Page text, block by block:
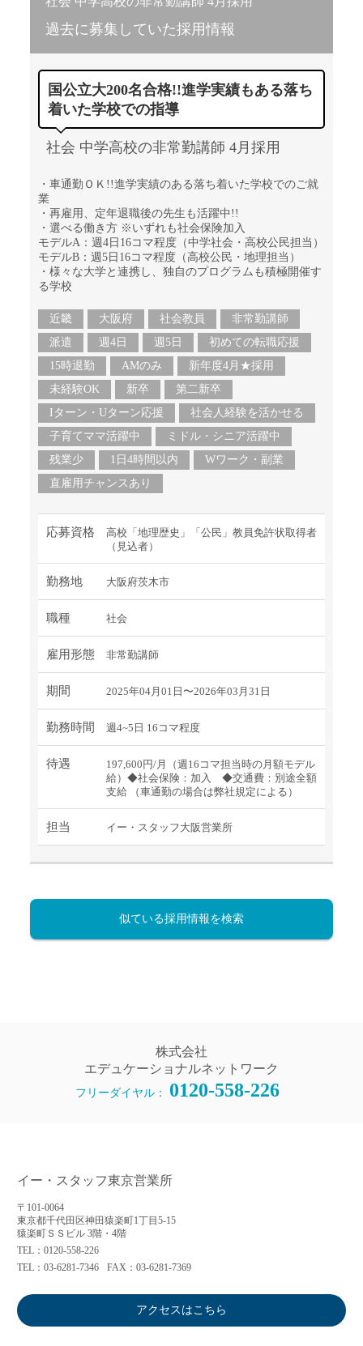
過去に募集していた採用情報
国公立大200名合格!!進学実績もある落ち
着いた学校での指導
社会 中学高校の非常勤講師 4月採用
・車通勤ＯＫ!!進学実績のある落ち着いた学校でのご就
業
・再雇用、定年退職後の先生も活躍中!!
・選べる働き方 ※いずれも社会保険加入
モデルA：週4日16コマ程度（中学社会・高校公民担当）
モデルB：週5日16コマ程度（高校公民・地理担当）
・様々な大学と連携し、独自のプログラムも積極開催す
る学校
近畿 大阪府 社会教員
非常勤講師
派遣
週4日 週5日
初めての転職応援
15時退勤
AMのみ
新年度4月★採用
未経験OK
新卒
第二新卒
Iターン・Uターン応援
社会人経験を活かせる
子育てママ活躍中
ミドル・シニア活躍中
残業少
1日4時間以内
Wワーク・副業
直雇用チャンスあり
応募資格
高校「地理歴史」「公民」教員免許状取得者
（見込者）
勤務地 大阪府茨木市
職種 社会
雇用形態 非常勤講師
期間 2025年04月01日〜2026年03月31日
勤務時間 週4~5日 16コマ程度
待遇
197,600円/月（週16コマ担当時の月額モデル
給）◆社会保険：加入 ◆交通費：別途全額
支給 （車通勤の場合は弊社規定による）
担当 イー・スタッフ大阪営業所
似ている採用情報を検索
株式会社
エデュケーショナルネットワーク
フリーダイヤル： 0120-558-226
イー・スタッフ東京営業所
〒101-0064
東京都千代田区神田猿楽町1丁目5-15
猿楽町ＳＳビル 3階・4階
TEL：0120-558-226
TEL：03-6281-7346
FAX：03-6281-7369
アクセスはこちら